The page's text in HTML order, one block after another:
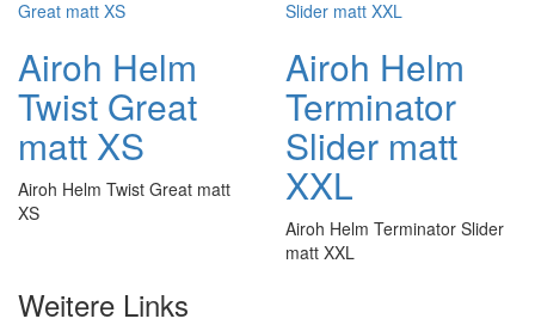
Airoh Helm
Twist Great
matt XS
Airoh Helm Twist Great matt
XS
Airoh Helm
Terminator
Slider matt
XXL
Airoh Helm Terminator Slider
matt XXL
Weitere Links